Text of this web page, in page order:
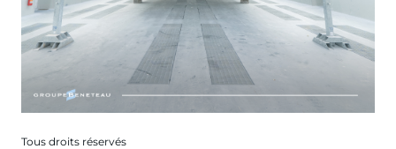
Tous droits réservés